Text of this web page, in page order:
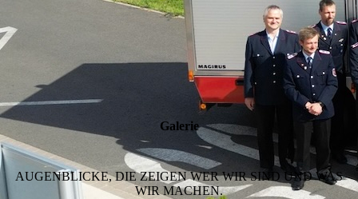
Ihr U ntertitel
Galerie
AUGENBLICKE, DIE ZEIGEN WER WIR SIND UND WAS
WIR MACHEN.